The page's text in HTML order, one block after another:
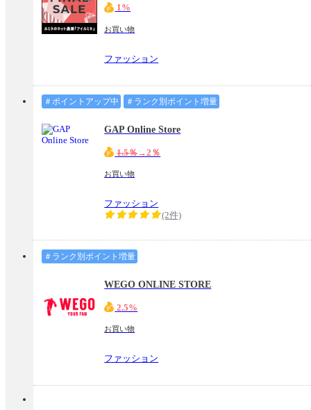
1%
お買い物
ファッション
＃ポイントアップ中 ＃ランク別ポイント増量
GAP Online Store
1.5％→2％
お買い物
ファッション
(2件)
＃ランク別ポイント増量
WEGO ONLINE STORE
2.5%
お買い物
ファッション